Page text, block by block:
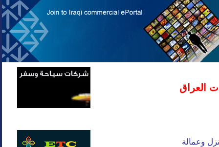
العراق
وعمالة